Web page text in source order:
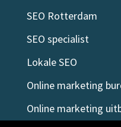
SEO Rotterdam
SEO specialist
Lokale SEO
Online marketing
Online marketing